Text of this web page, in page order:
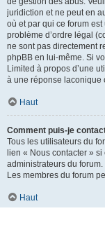
juridiction et ne peut en
où et par qui ce forum
problème d’ordre légal
ne sont pas directement
phpBB en lui-même. Si
Limited à propos d’une
à une réponse laconique
Haut
Comment puis-je
Tous les utilisateurs du
lien « Nous contacter »
administrateurs du forum.
Les membres du forum
Haut